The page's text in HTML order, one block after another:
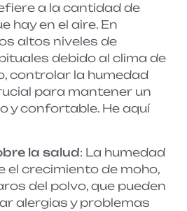
a la cantidad de
hay en el aire. En
altos niveles de
debido al clima de
controlar la humedad
para mantener un
y confortable. He aquí
la salud: La humedad
el crecimiento de moho,
del polvo, que pueden
alergias y problemas